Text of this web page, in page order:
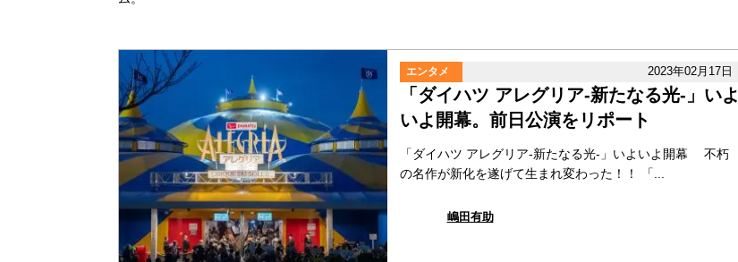
エンタメ 2023年02月17日
「ダイハツ アレグリア‐新たなる光‐」いよ
いよ開幕。前日公演をリポート
「ダイハツ アレグリア‐新たなる光‐」いよいよ開幕 不朽
の名作が新化を遂げて生まれ変わった！！ 「...
嶋田有助